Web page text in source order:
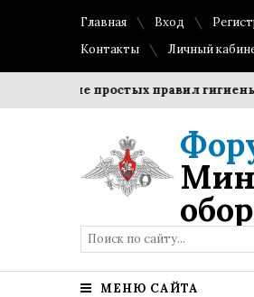
Главная Вход
Контакты
Личный
простых правил гигиены
МЕНЮ САЙТА